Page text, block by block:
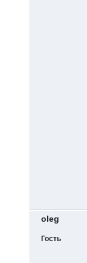
oleg
Гость